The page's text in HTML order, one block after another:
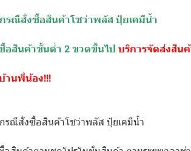
รณีสั่งซื้อสินค้าโชว่าพลัส ปุ๋ยเคมีน้ำ
อสินค้าขั้นต่ำ 2 ขวดขึ้นไป บริการจัดส่งสิน
านพี่น้อง!!!
รณีสั่งซื้อสินค้าโชว่าพลัส ปุ๋ยเคมีน้ำ